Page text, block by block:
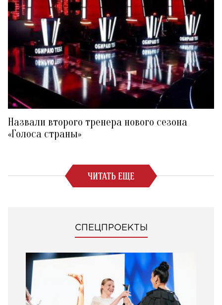
Назвали второго тренера нового сезона
«Голоса страны»
ЧИТАТЬ ЕЩЕ
СПЕЦПРОЕКТЫ